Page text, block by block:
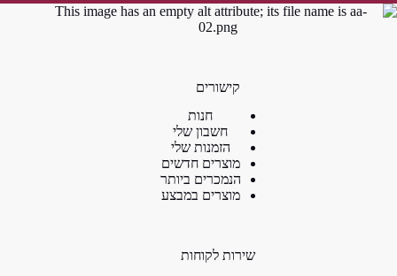
קישורים
חנות
חשבון שלי
הזמנות שלי
מוצרים חדשים
הנמכרים ביותר
מוצרים במבצע
שירות לקוחות